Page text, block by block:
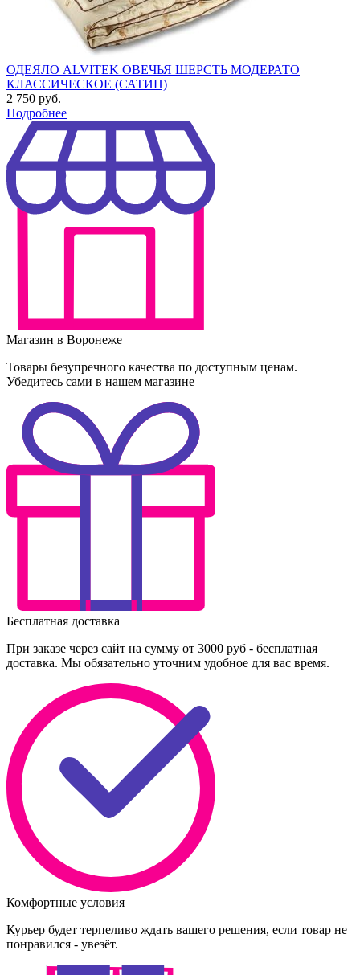
ОДЕЯЛО ALVITEK ОВЕЧЬЯ ШЕРСТЬ МОДЕРАТО
КЛАССИЧЕСКОЕ (САТИН)
2 750 руб.
Подробнее
Магазин в Воронеже
Товары безупречного качества по доступным ценам.
Убедитесь сами в нашем магазине
Бесплатная доставка
При заказе через сайт на сумму от 3000 руб - бесплатная
доставка. Мы обязательно уточним удобное для вас время.
Комфортные условия
Курьер будет терпеливо ждать вашего решения, если товар не
понравился - увезёт.